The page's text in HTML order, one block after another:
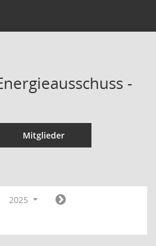
-
Mitglieder
2025